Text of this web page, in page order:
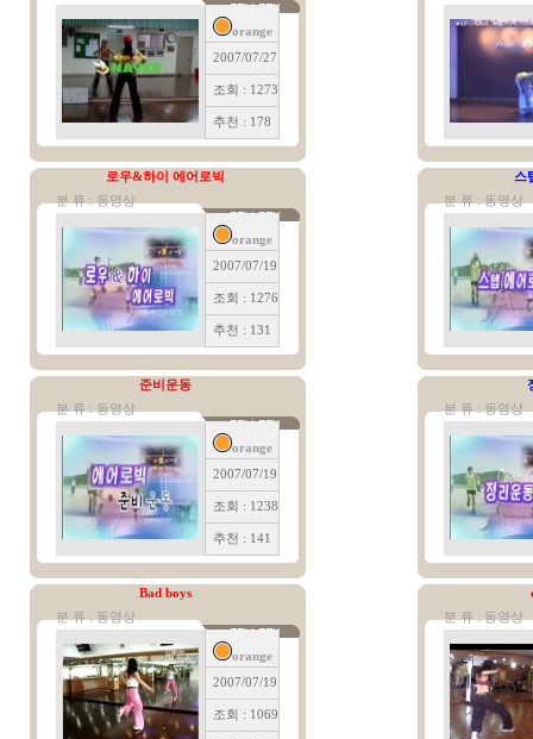
orange
2007/07/27
조회 : 1273
추천 : 178
로우&하이 에어로빅
분 류 : 동영상
orange
2007/07/19
조회 : 1276
추천 : 131
스
분 류 : 동영상
준비운동
분 류 : 동영상
orange
2007/07/19
조회 : 1238
추천 : 141
분 류 : 동영상
Bad boys
분 류 : 동영상
orange
2007/07/19
조회 : 1069
분 류 : 동영상